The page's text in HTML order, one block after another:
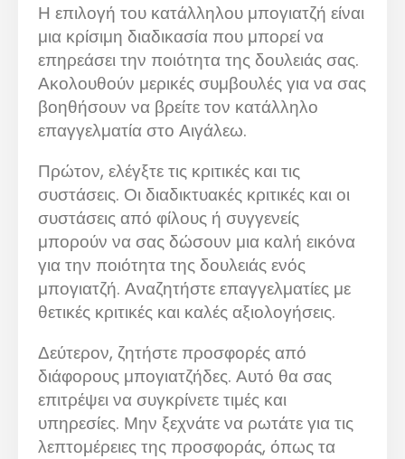
Η επιλογή του κατάλληλου μπογιατζή είναι
μια κρίσιμη διαδικασία που μπορεί να
επηρεάσει την ποιότητα της δουλειάς σας.
Ακολουθούν μερικές συμβουλές για να σας
βοηθήσουν να βρείτε τον κατάλληλο
επαγγελματία στο Αιγάλεω.
Πρώτον, ελέγξτε τις κριτικές και τις
συστάσεις. Οι διαδικτυακές κριτικές και οι
συστάσεις από φίλους ή συγγενείς
μπορούν να σας δώσουν μια καλή εικόνα
για την ποιότητα της δουλειάς ενός
μπογιατζή. Αναζητήστε επαγγελματίες με
θετικές κριτικές και καλές αξιολογήσεις.
Δεύτερον, ζητήστε προσφορές από
διάφορους μπογιατζήδες. Αυτό θα σας
επιτρέψει να συγκρίνετε τιμές και
υπηρεσίες. Μην ξεχνάτε να ρωτάτε για τις
λεπτομέρειες της προσφοράς, όπως τα